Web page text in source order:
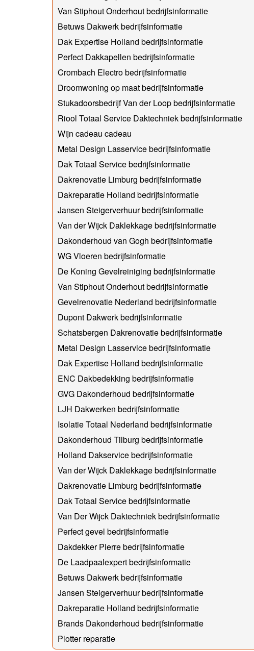
Van Stiphout Onderhout bedrijfsinformatie
Betuws Dakwerk bedrijfsinformatie
Dak Expertise Holland bedrijfsinformatie
Perfect Dakkapellen bedrijfsinformatie
Crombach Electro bedrijfsinformatie
Droomwoning op maat bedrijfsinformatie
Stukadoorsbedrijf Van der Loop bedrijfsinformatie
Riool Totaal Service Daktechniek bedrijfsinformatie
Wijn cadeau cadeau
Metal Design Lasservice bedrijfsinformatie
Dak Totaal Service bedrijfsinformatie
Dakrenovatie Limburg bedrijfsinformatie
Dakreparatie Holland bedrijfsinformatie
Jansen Steigerverhuur bedrijfsinformatie
Van der Wijck Daklekkage bedrijfsinformatie
Dakonderhoud van Gogh bedrijfsinformatie
WG Vloeren bedrijfsinformatie
De Koning Gevelreiniging bedrijfsinformatie
Van Stiphout Onderhout bedrijfsinformatie
Gevelrenovatie Nederland bedrijfsinformatie
Dupont Dakwerk bedrijfsinformatie
Schatsbergen Dakrenovatie bedrijfsinformatie
Metal Design Lasservice bedrijfsinformatie
Dak Expertise Holland bedrijfsinformatie
ENC Dakbedekking bedrijfsinformatie
GVG Dakonderhoud bedrijfsinformatie
LJH Dakwerken bedrijfsinformatie
Isolatie Totaal Nederland bedrijfsinformatie
Dakonderhoud Tilburg bedrijfsinformatie
Holland Dakservice bedrijfsinformatie
Van der Wijck Daklekkage bedrijfsinformatie
Dakrenovatie Limburg bedrijfsinformatie
Dak Totaal Service bedrijfsinformatie
Van Der Wijck Daktechniek bedrijfsinformatie
Perfect gevel bedrijfsinformatie
Dakdekker Pierre bedrijfsinformatie
De Laadpaalexpert bedrijfsinformatie
Betuws Dakwerk bedrijfsinformatie
Jansen Steigerverhuur bedrijfsinformatie
Dakreparatie Holland bedrijfsinformatie
Brands Dakonderhoud bedrijfsinformatie
Plotter reparatie